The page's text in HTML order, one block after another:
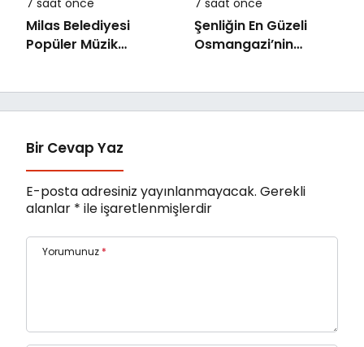
Milas Belediyesi
Popüler Müzik
Şenliğin En Güzeli
Osmangazi’nin
Bir Cevap Yaz
E-posta adresiniz yayınlanmayacak. Gerekli
alanlar * ile işaretlenmişlerdir
Yorumunuz *